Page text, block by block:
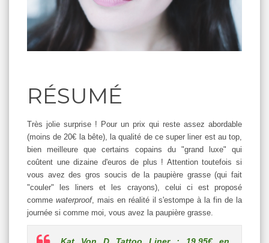
RÉSUMÉ
Très jolie surprise ! Pour un prix qui reste assez abordable
(moins de 20€ la bête), la qualité de ce super liner est au top,
bien meilleure que certains copains du "grand luxe" qui
coûtent une dizaine d'euros de plus ! Attention toutefois si
vous avez des gros soucis de la paupière grasse (qui fait
"couler" les liners et les crayons), celui ci est proposé
comme waterproof, mais en réalité il s'estompe à la fin de la
journée si comme moi, vous avez la paupière grasse.